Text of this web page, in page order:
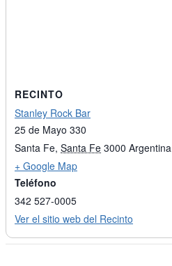
RECINTO
Stanley Rock Bar
25 de Mayo 330
Santa Fe, Santa Fe 3000 Argentina
+ Google Map
Teléfono
342 527-0005
Ver el sitio web del Recinto